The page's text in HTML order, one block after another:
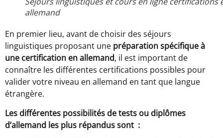
allemand
En premier lieu, avant de choisir des séjours
linguistiques proposant une préparation spécifique à
une certification en allemand, il est important de
connaître les différentes certifications possibles pour
valider votre niveau en allemand en tant que langue
étrangère.
Les différentes possibilités de tests ou diplômes
d’allemand les plus répandus sont :